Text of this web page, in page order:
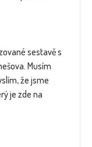
sestavě s
Musím
že jsme
je zde na